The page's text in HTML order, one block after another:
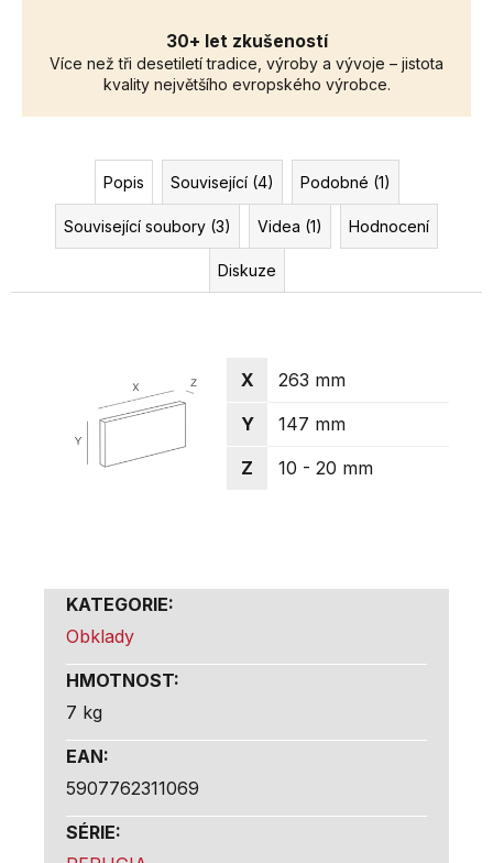
30+ let zkušeností
Více než tři desetiletí tradice, výroby a vývoje – jistota
kvality největšího evropského výrobce.
Popis Související (4) Podobné (1)
Související soubory (3) Videa (1) Hodnocení
Diskuze
X
263 mm
Y
147 mm
Z
10 - 20 mm
KATEGORIE:
Obklady
HMOTNOST:
7 kg
EAN:
5907762311069
SÉRIE: